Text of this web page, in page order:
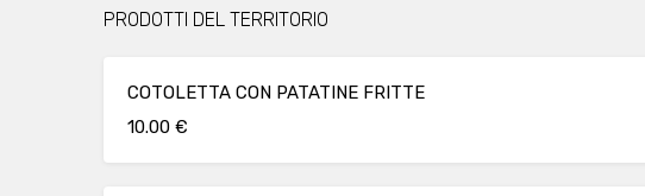
PRODOTTI DEL TERRITORIO
COTOLETTA CON PATATINE FRITTE
10.00 €